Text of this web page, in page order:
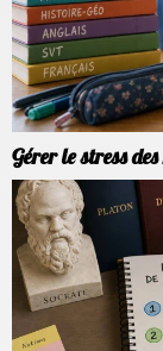
Gérer le stress